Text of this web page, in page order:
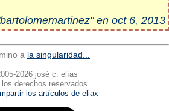
en oct 6, 2013
a la singularidad...
2026 josé c. elías
derechos reservados
los artículos de eliax